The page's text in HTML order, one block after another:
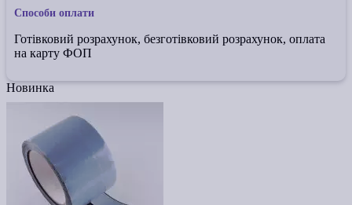
Способи оплати
Готівковий розрахунок, безготівковий розрахунок, оплата
на карту ФОП
Новинка